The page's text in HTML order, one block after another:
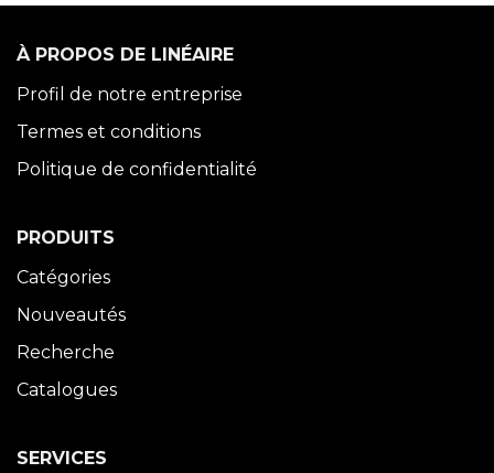
À PROPOS DE LINÉAIRE
Profil de notre entreprise
Termes et conditions
Politique de confidentialité
PRODUITS
Catégories
Nouveautés
Recherche
Catalogues
SERVICES